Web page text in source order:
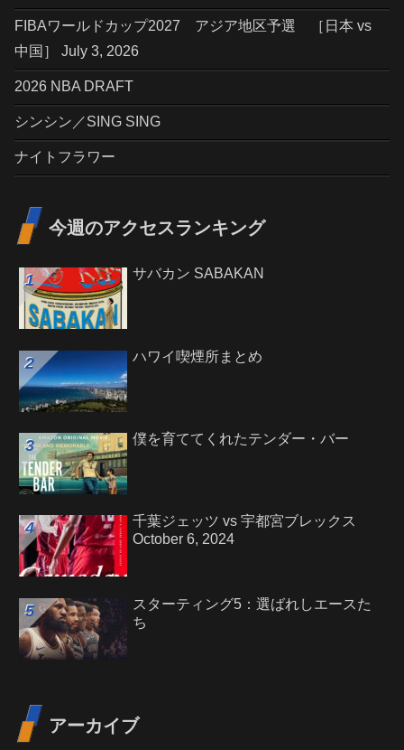
FIBAワールドカップ2027 アジア地区予選 ［日本 vs
中国］ July 3, 2026
2026 NBA DRAFT
シンシン／SING SING
ナイトフラワー
今週のアクセスランキング
サバカン SABAKAN
ハワイ喫煙所まとめ
僕を育ててくれたテンダー・バー
千葉ジェッツ vs 宇都宮ブレックス
October 6, 2024
スターティング5：選ばれしエースた
ち
アーカイブ